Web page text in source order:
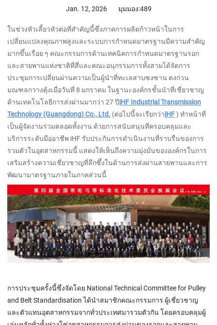
Jan. 12, 2026 มุมมอง:489
ในช่วงหัวเลี้ยวหัวต่อที่สำคัญนี้ซึ่งภาคการผลิตก้าวหน้าในการ
เปลี่ยนแปลงคุณภาพสูงและระบบการกำหนดมาตรฐานมีความสำคัญ
มากขึ้นเรื่อย ๆ คณะกรรมการด้านเทคนิคการกำหนดมาตรฐานรอก
และสายพานแห่งชาติที่สี่และคณะอนุกรรมการทั้งสามได้จัดการ
ประชุมการเปลี่ยนผ่านความเป็นผู้นำที่ทะเลสาบซงซาน ตงก่วน
มณฑลกวางตุ้งเมื่อวันที่ 8 มกราคม ในฐานะองค์กรชั้นนำที่เชี่ยวชาญ
ด้านเทคโนโลยีการส่งผ่านมากว่า 27 ปีiHF Industrial Transmission
Technology (Guangdong) Co., Ltd. (ต่อไปนี้จะเรียกว่าiHF) ทำหน้าที่
เป็นผู้จัดงานร่วมตลอดทั้งงาน ด้วยการสนับสนุนที่ครอบคลุมและ
บริการระดับมืออาชีพ iHF รับประกันการดำเนินงานที่ราบรื่นของการ
รวมตัวในอุตสาหกรรมนี้ แสดงให้เห็นถึงความมุ่งมั่นขององค์กรในการ
เสริมสร้างความเชี่ยวชาญที่ลึกซึ้งในด้านการส่งผ่านสายพานและการ
พัฒนามาตรฐานภายในภาคส่วนนี้
การประชุมครั้งนี้ซึ่งจัดโดย National Technical Committee for Pulley
and Belt Standardisation ได้นำสมาชิกคณะกรรมการ ผู้เชี่ยวชาญ
และตัวแทนอุตสาหกรรมจากทั่วประเทศมารวมตัวกัน โดยครอบคลุมผู้